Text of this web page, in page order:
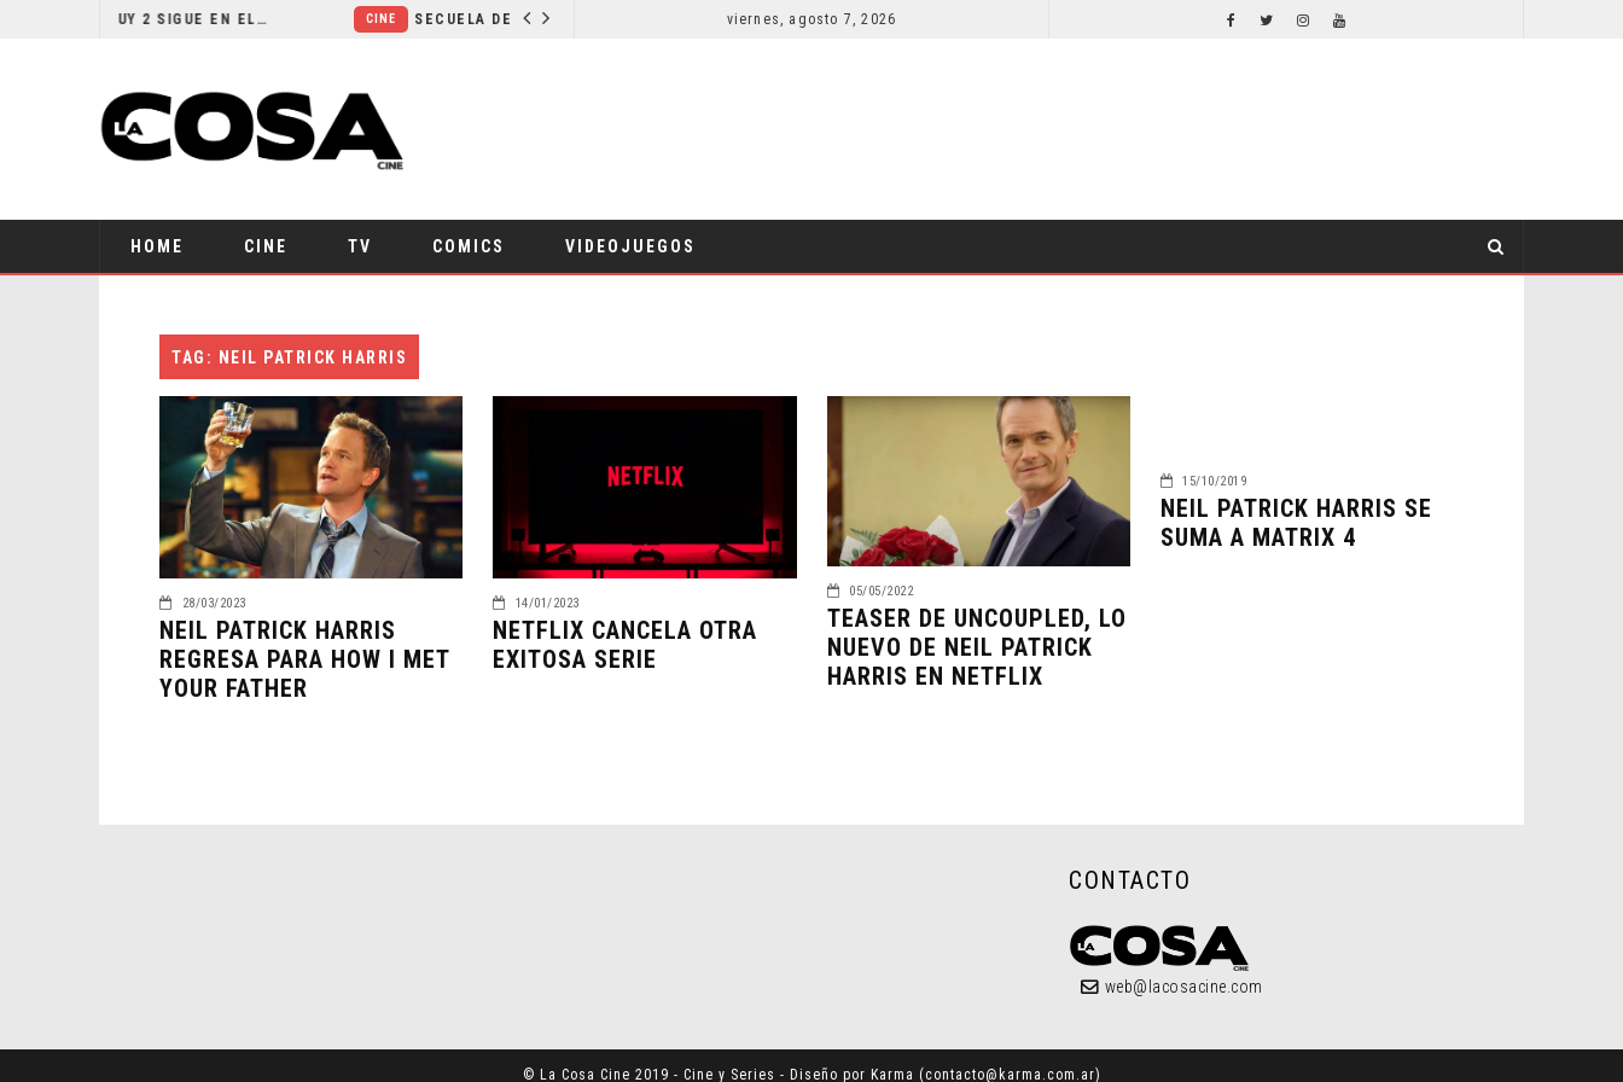
¿POR QUÉ FREE GUY 2 SIGUE EN EL LIMBO? viernes, agosto 7, 2026
HOME CINE TV COMICS VIDEOJUEGOS
TAG: NEIL PATRICK HARRIS
28/03/2023
NEIL PATRICK HARRIS
REGRESA PARA HOW I MET
YOUR FATHER
14/01/2023
NETFLIX CANCELA OTRA
EXITOSA SERIE
05/05/2022
TEASER DE UNCOUPLED, LO
NUEVO DE NEIL PATRICK
HARRIS EN NETFLIX
15/10/2019
NEIL PATRICK HARRIS SE
SUMA A MATRIX 4
CONTACTO
web@lacosacine.com
© La Cosa Cine 2019 - Cine y Series - Diseño por Karma (contacto@karma.com.ar)